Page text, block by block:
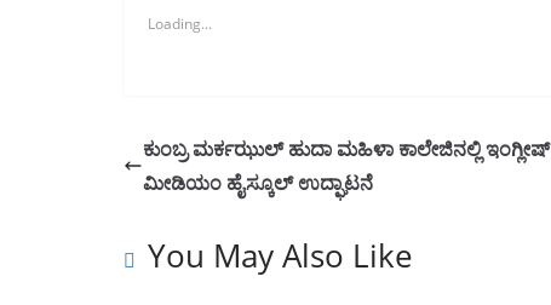
Loading...
ಕುಂಬ್ರ ಮರ್ಕಝುಲ್ ಹುದಾ ಮಹಿಳಾ ಕಾಲೇಜಿನಲ್ಲಿ ಇಂಗ್ಲೀಷ್
ಮೀಡಿಯಂ ಹೈಸ್ಕೂಲ್ ಉದ್ಘಾಟನೆ
You May Also Like